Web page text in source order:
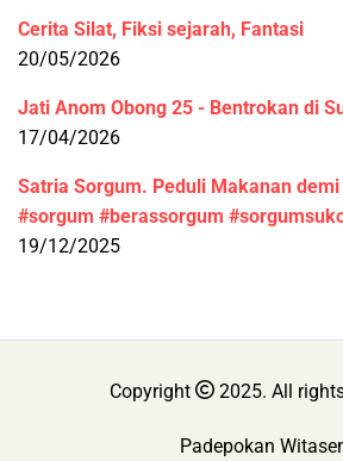
Cerita Silat, Fiksi sejarah, Fantasi
20/05/2026
Jati Anom Obong 25 - Bentrokan di
17/04/2026
Satria Sorgum. Peduli Makanan demi
#sorgum #berassorgum
19/12/2025
Copyright 2025. All
Padepokan